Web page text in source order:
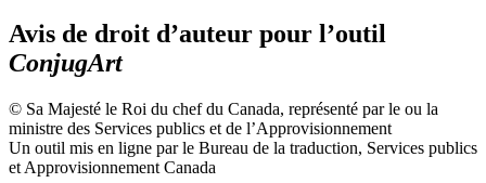
Avis de droit d’auteur pour l’outil
ConjugArt
© Sa Majesté le Roi du chef du Canada, représenté par le ou la
ministre des Services publics et de l’Approvisionnement
Un outil mis en ligne par le Bureau de la traduction, Services publics
et Approvisionnement Canada